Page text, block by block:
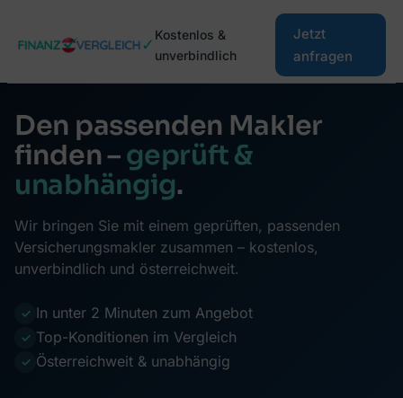
Inhalt
✓
Kostenlos &
unverbindlich
Jetzt
anfragen
Den passenden Makler
finden –geprüft &
unabhängig.
Wir bringen Sie mit einem geprüften, passenden
Versicherungsmakler zusammen – kostenlos,
unverbindlich und österreichweit.
✓ In unter 2 Minuten zum Angebot
✓ Top-Konditionen im Vergleich
✓ Österreichweit & unabhängig